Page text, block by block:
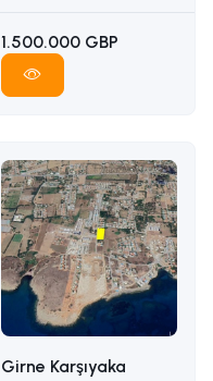
1.500.000 GBP
Girne Karşıyaka